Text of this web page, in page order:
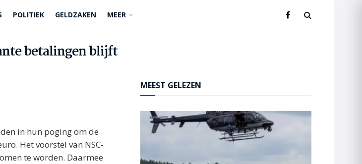
POLITIEK GELDZAKEN MEER
betalingen blijft
in hun poging om de
Het voorstel van NSC-
te worden. Daarmee
MEEST GELEZEN